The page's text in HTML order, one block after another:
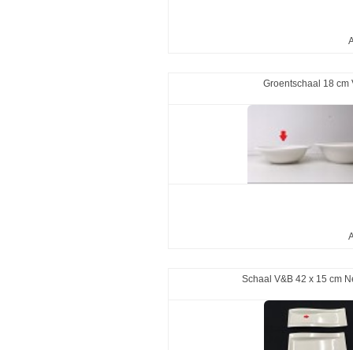
Groentschaal 18 cm
Schaal V&B 42 x 15 cm